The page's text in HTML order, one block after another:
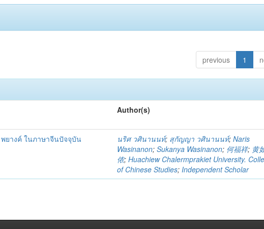
previous 1
Author(s)
ยางค์ ในภาษาจีนปัจจุบัน นริศ วศินานนท์; สุกัญญา วศินานนท์;Naris
Wasinanon;Sukanya Wasinanon; 何福祥; 黄
侬;Huachiew Chalermprakiet University.
of Chinese Studies;Independent Scholar